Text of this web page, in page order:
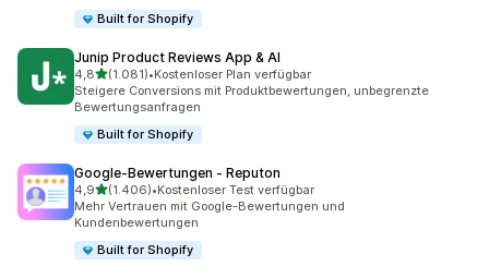
Built for Shopify
Junip Product Reviews App & AI
4,8von 5 Sternen
(1.081)
1081 Rezensionen insgesamt
•Kostenloser Plan verfügbar
Steigere Conversions mit Produktbewertungen, unbegrenzte
Bewertungsanfragen
Built for Shopify
Google‑Bewertungen ‑ Reputon
4,9von 5 Sternen
(1.406)
1406 Rezensionen insgesamt
•Kostenloser Test verfügbar
Mehr Vertrauen mit Google-Bewertungen und
Kundenbewertungen
Built for Shopify